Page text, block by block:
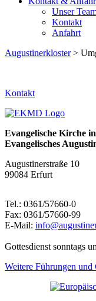
Unser
Kontakt
Anfahrt
Augustinerkloster>
Kontakt
Evangelische Kirche
Evangelisches
Augustinerstraße 10
99084 Erfurt
Tel.: 0361/57660-0
Fax: 0361/57660-99
E-Mail:
Gottesdienst sonntags
Weitere Führungen und